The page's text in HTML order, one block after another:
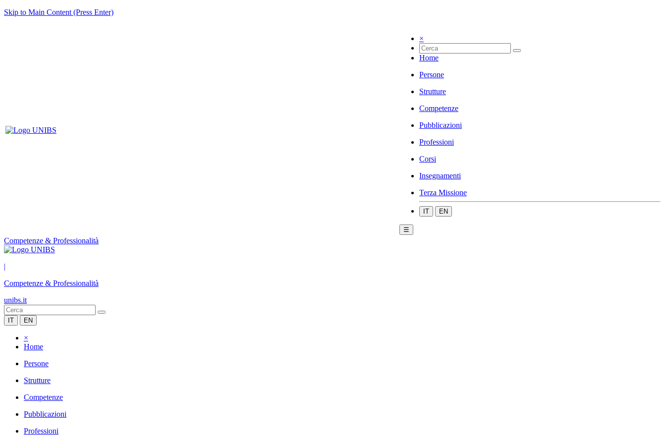
Skip to Main Content (Press Enter)
×
Home
Persone
Strutture
Competenze
Pubblicazioni
Professioni
Corsi
Insegnamenti
Terza Missione
IT EN
☰
Competenze & Professionalità
|
Competenze & Professionalità
unibs.it
IT EN
×
Home
Persone
Strutture
Competenze
Pubblicazioni
Professioni